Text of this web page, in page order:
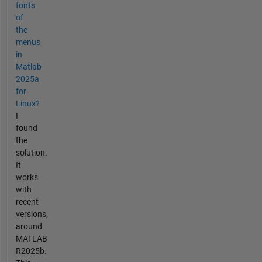
fonts
of
the
menus
in
Matlab
2025a
for
Linux?
I
found
the
solution.
It
works
with
recent
versions,
around
MATLAB
R2025b.